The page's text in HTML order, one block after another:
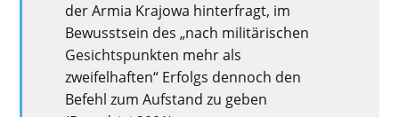
der Armia Krajowa hinterfragt, im
Bewusstsein des „nach militärischen
Gesichtspunkten mehr als
zweifelhaften“ Erfolgs dennoch den
Befehl zum Aufstand zu geben